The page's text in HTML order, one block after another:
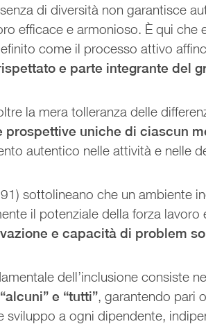
di diversità non garantisce
efficace e armonioso. È qui che
come il processo attivo
e parte integrante del
la mera tolleranza delle
prospettive uniche di ciascun
autentico nelle attività e nelle
sottolineano che un ambiente
il potenziale della forza
e capacità di problem
dell’inclusione consiste
e “tutti”, garantendo pari
sviluppo a ogni dipendente,